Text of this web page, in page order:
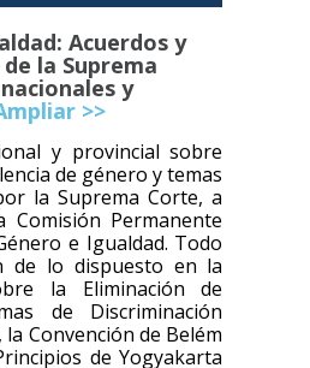
Acuerdos y
la Suprema
y
>>
y provincial sobre
de género y temas
la Suprema Corte, a
Comisión Permanente
e Igualdad. Todo
de lo dispuesto en la
la Eliminación de
de Discriminación
Convención de Belém
de Yogyakarta